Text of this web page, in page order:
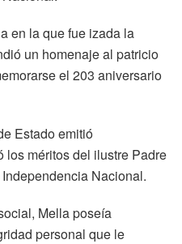
en la que fue izada la
un homenaje al patricio
el 203 aniversario
Estado emitió
los méritos del ilustre Padre
Nacional.
Mella poseía
personal que le